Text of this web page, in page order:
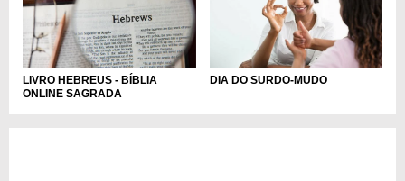
LIVRO HEBREUS - BÍBLIA
ONLINE SAGRADA
DIA DO SURDO-MUDO